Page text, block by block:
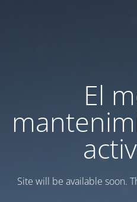
El
Site will be available soon.